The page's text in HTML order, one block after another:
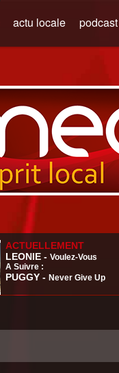
actu locale podcast